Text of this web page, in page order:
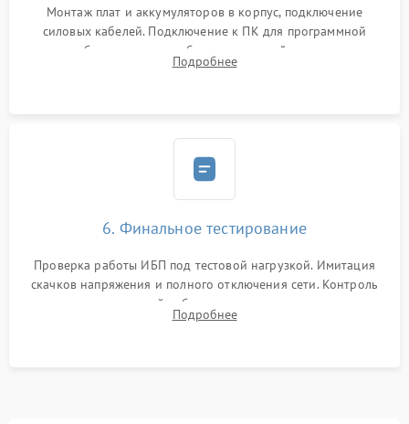
Монтаж плат и аккумуляторов в корпус, подключение
силовых кабелей. Подключение к ПК для программной
калибровки констант батареи, настройки порогов
срабатывания AVR и сброса счетчиков старения АКБ.
Подробнее
6. Финальное тестирование
Проверка работы ИБП под тестовой нагрузкой. Имитация
скачков напряжения и полного отключения сети. Контроль
времени автономной работы, температурного режима и
корректности формы выходного сигнала.
Подробнее